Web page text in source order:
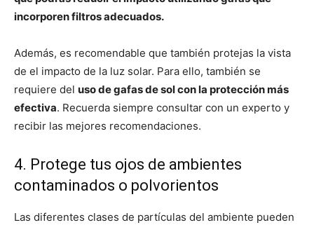
incorporen filtros adecuados.
Además, es recomendable que también protejas la vista
de el impacto de la luz solar. Para ello, también se
requiere del uso de gafas de sol con la protección más
efectiva. Recuerda siempre consultar con un experto y
recibir las mejores recomendaciones.
4. Protege tus ojos de ambientes
contaminados o polvorientos
Las diferentes clases de partículas del ambiente pueden